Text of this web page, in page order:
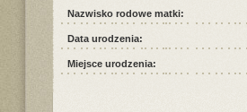
Nazwisko rodowe matki:
Data urodzenia:
Miejsce urodzenia: